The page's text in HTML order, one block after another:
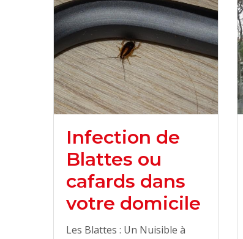
Infection de
Blattes ou
cafards dans
votre domicile
Les Blattes : Un Nuisible à